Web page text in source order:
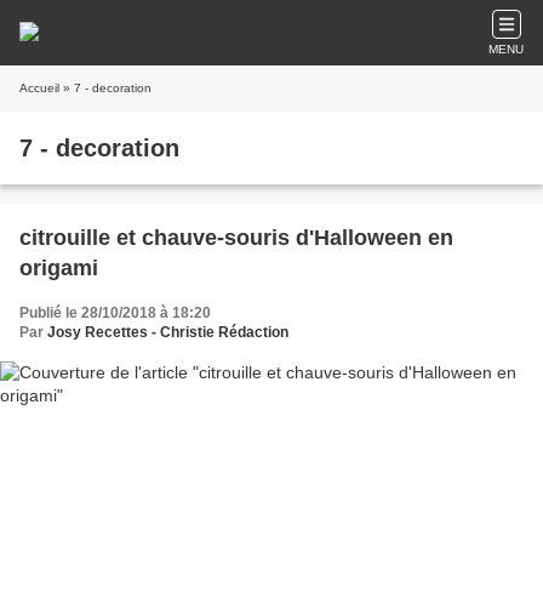
MENU
Accueil » 7 - decoration
7 - decoration
citrouille et chauve-souris d'Halloween en
origami
Publié le 28/10/2018 à 18:20
Par Josy Recettes - Christie Rédaction